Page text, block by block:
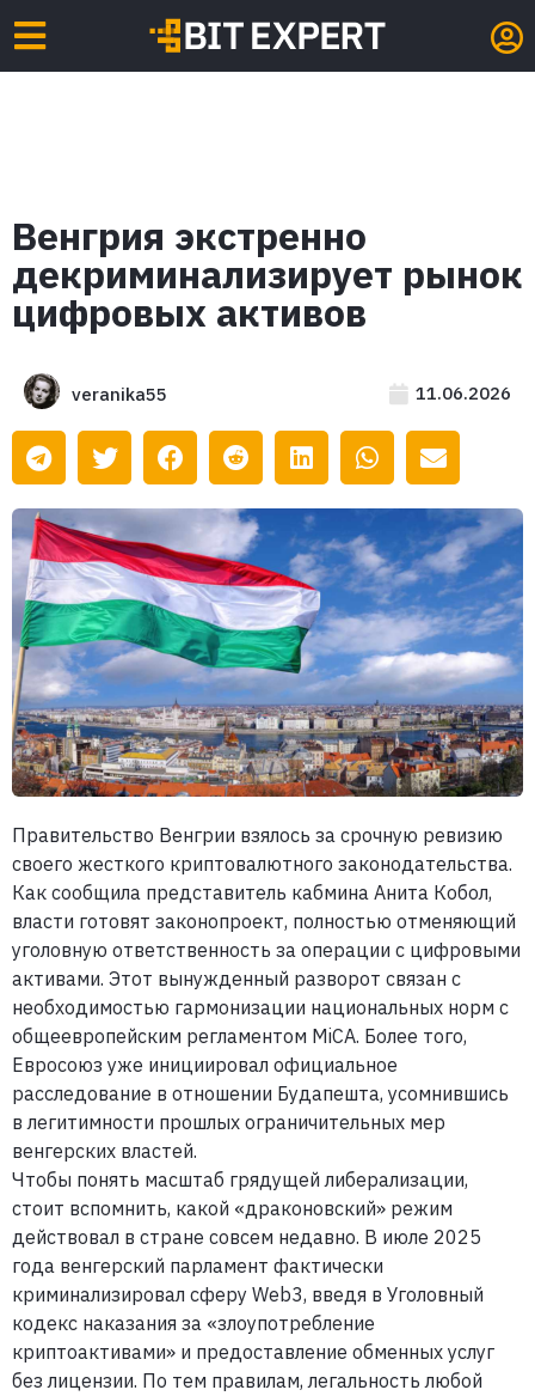
Венгрия экстренно
декриминализирует рынок
цифровых активов
veranika55 11.06.2026
Правительство Венгрии взялось за срочную ревизию
своего жесткого криптовалютного законодательства.
Как сообщила представитель кабмина Анита Кобол,
власти готовят законопроект, полностью отменяющий
уголовную ответственность за операции с цифровыми
активами. Этот вынужденный разворот связан с
необходимостью гармонизации национальных норм с
общеевропейским регламентом MiCA. Более того,
Евросоюз уже инициировал официальное
расследование в отношении Будапешта, усомнившись
в легитимности прошлых ограничительных мер
венгерских властей.
Чтобы понять масштаб грядущей либерализации,
стоит вспомнить, какой «драконовский» режим
действовал в стране совсем недавно. В июле 2025
года венгерский парламент фактически
криминализировал сферу Web3, введя в Уголовный
кодекс наказания за «злоупотребление
криптоактивами» и предоставление обменных услуг
без лицензии. По тем правилам, легальность любой